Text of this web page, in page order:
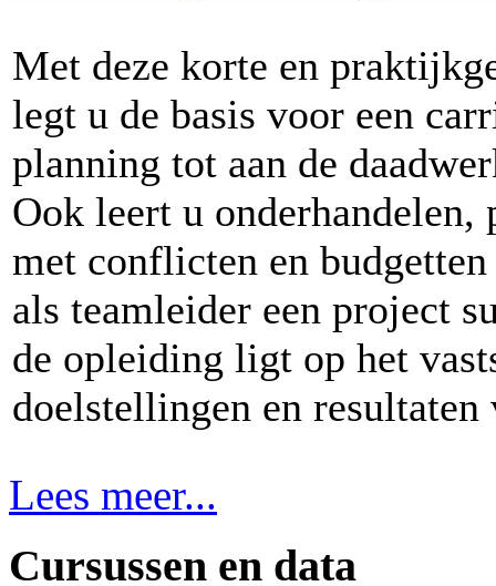
Met deze korte en
legt u de basis voor een
planning tot aan de
Ook leert u onderhandelen,
met conflicten en
als teamleider een project
de opleiding ligt op het
doelstellingen en
Lees meer...
Cursussen en data